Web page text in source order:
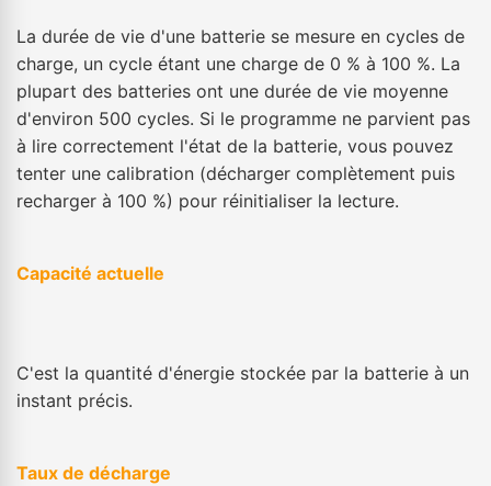
La durée de vie d'une batterie se mesure en cycles de
charge, un cycle étant une charge de 0 % à 100 %. La
plupart des batteries ont une durée de vie moyenne
d'environ 500 cycles. Si le programme ne parvient pas
à lire correctement l'état de la batterie, vous pouvez
tenter une calibration (décharger complètement puis
recharger à 100 %) pour réinitialiser la lecture.
Capacité actuelle
C'est la quantité d'énergie stockée par la batterie à un
instant précis.
Taux de décharge